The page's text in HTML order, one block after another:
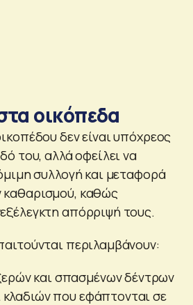
οικόπεδα
δεν είναι υπόχρεος
του, αλλά οφείλει να
συλλογή και μεταφορά
καθώς
απόρριψή τους.
περιλαμβάνουν:
και σπασμένων δέντρων
κλαδιών που εφάπτονται σε